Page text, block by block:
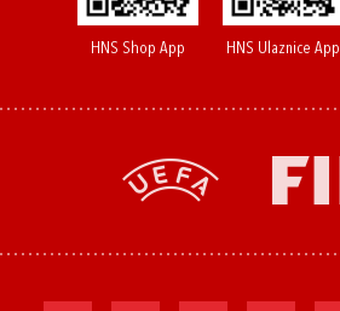
HNS Shop App HNS Ulaznice App